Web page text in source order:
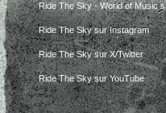
Ride The Sky - World of Music
Ride The Sky sur Instagram
Ride The Sky sur X/Twitter
Ride The Sky sur YouTube